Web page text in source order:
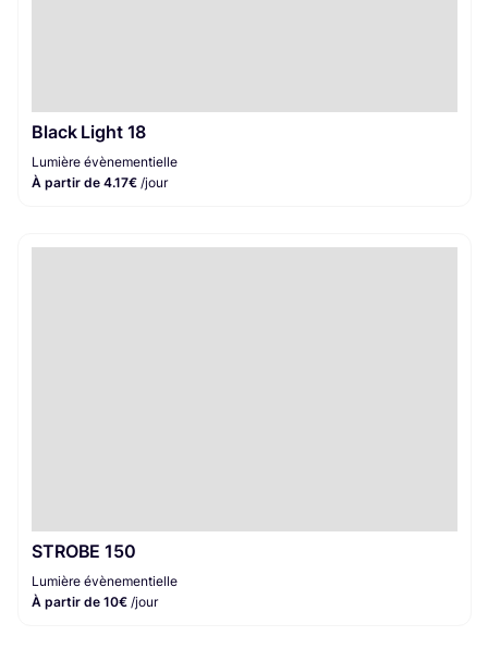
Black Light 18
Lumière évènementielle
À partir de 4.17€ /jour
STROBE 150
Lumière évènementielle
À partir de 10€ /jour